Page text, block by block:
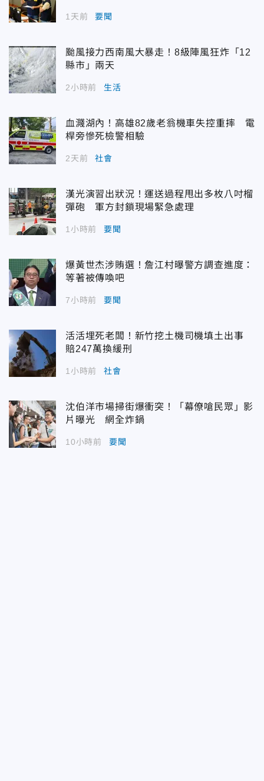
1天前 要聞
颱風接力西南風大暴走！8級陣風狂炸「12
縣市」兩天
2小時前 生活
血濺湖內！高雄82歲老翁機車失控重摔 電
桿旁慘死檢警相驗
2天前 社會
漢光演習出狀況！運送過程甩出多枚八吋榴
彈砲 軍方封鎖現場緊急處理
1小時前 要聞
爆黃世杰涉賄選！詹江村曝警方調查進度：
等著被傳喚吧
7小時前 要聞
活活埋死老闆！新竹挖土機司機填土出事
賠247萬換緩刑
1小時前 社會
沈伯洋市場掃街爆衝突！「幕僚嗆民眾」影
片曝光 網全炸鍋
10小時前 要聞